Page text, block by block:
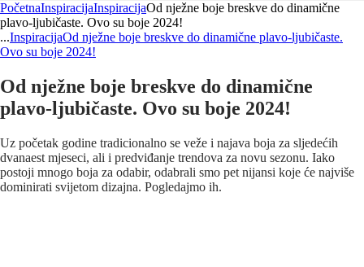
PočetnaInspiracijaInspiracijaOd nježne boje breskve do dinamične
plavo-ljubičaste. Ovo su boje 2024!
...InspiracijaOd nježne boje breskve do dinamične plavo-ljubičaste.
Ovo su boje 2024!
Od nježne boje breskve do dinamične
plavo-ljubičaste. Ovo su boje 2024!
Uz početak godine tradicionalno se veže i najava boja za sljedećih
dvanaest mjeseci, ali i predviđanje trendova za novu sezonu. Iako
postoji mnogo boja za odabir, odabrali smo pet nijansi koje će najviše
dominirati svijetom dizajna. Pogledajmo ih.